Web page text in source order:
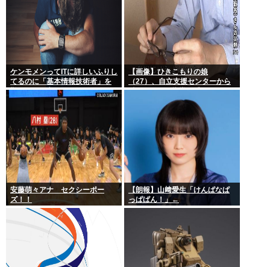
ケンモメンってITに詳しいふりし
てるのに「基本情報技術者」を
難しいって言ってて笑ったわ
【画像】ひきこもりの娘
（27）、自立支援センターから
酷いスパルタ指導を受けてしま
安藤萌々アナ セクシーポー
ズ！！
【朗報】山﨑愛生「けんぱなぱ
っぱぱん！」←